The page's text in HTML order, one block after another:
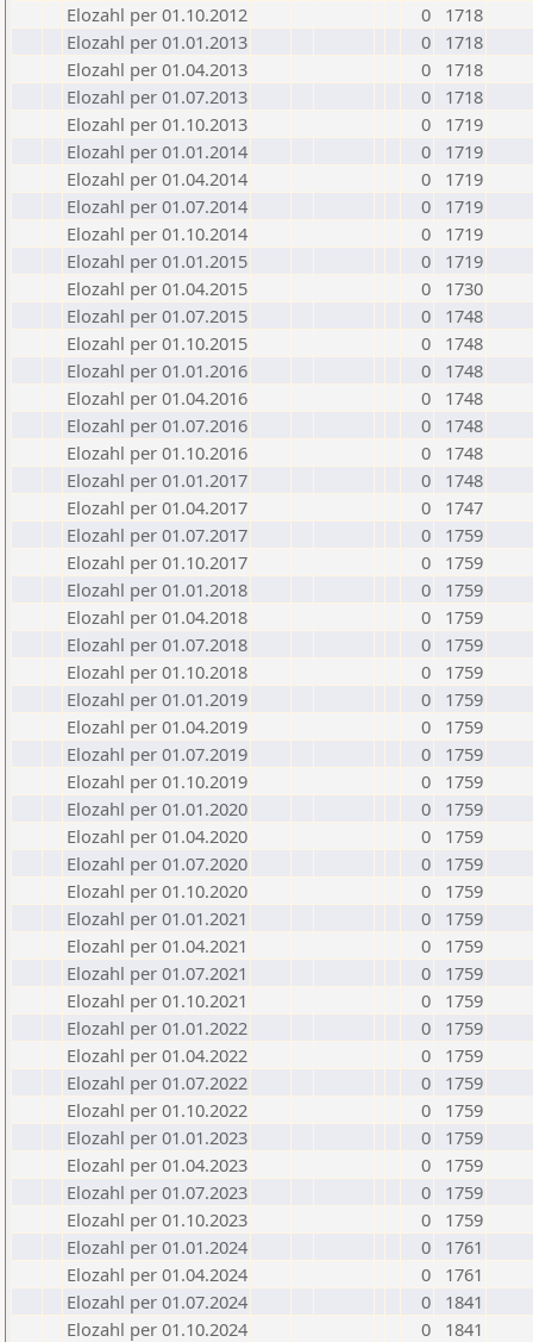
Elozahl per 01.10.2012
0
1718
Elozahl per 01.01.2013
0
1718
Elozahl per 01.04.2013
0
1718
Elozahl per 01.07.2013
0
1718
Elozahl per 01.10.2013
0
1719
Elozahl per 01.01.2014
0
1719
Elozahl per 01.04.2014
0
1719
Elozahl per 01.07.2014
0
1719
Elozahl per 01.10.2014
0
1719
Elozahl per 01.01.2015
0
1719
Elozahl per 01.04.2015
0
1730
Elozahl per 01.07.2015
0
1748
Elozahl per 01.10.2015
0
1748
Elozahl per 01.01.2016
0
1748
Elozahl per 01.04.2016
0
1748
Elozahl per 01.07.2016
0
1748
Elozahl per 01.10.2016
0
1748
Elozahl per 01.01.2017
0
1748
Elozahl per 01.04.2017
0
1747
Elozahl per 01.07.2017
0
1759
Elozahl per 01.10.2017
0
1759
Elozahl per 01.01.2018
0
1759
Elozahl per 01.04.2018
0
1759
Elozahl per 01.07.2018
0
1759
Elozahl per 01.10.2018
0
1759
Elozahl per 01.01.2019
0
1759
Elozahl per 01.04.2019
0
1759
Elozahl per 01.07.2019
0
1759
Elozahl per 01.10.2019
0
1759
Elozahl per 01.01.2020
0
1759
Elozahl per 01.04.2020
0
1759
Elozahl per 01.07.2020
0
1759
Elozahl per 01.10.2020
0
1759
Elozahl per 01.01.2021
0
1759
Elozahl per 01.04.2021
0
1759
Elozahl per 01.07.2021
0
1759
Elozahl per 01.10.2021
0
1759
Elozahl per 01.01.2022
0
1759
Elozahl per 01.04.2022
0
1759
Elozahl per 01.07.2022
0
1759
Elozahl per 01.10.2022
0
1759
Elozahl per 01.01.2023
0
1759
Elozahl per 01.04.2023
0
1759
Elozahl per 01.07.2023
0
1759
Elozahl per 01.10.2023
0
1759
Elozahl per 01.01.2024
0
1761
Elozahl per 01.04.2024
0
1761
Elozahl per 01.07.2024
0
1841
Elozahl per 01.10.2024
0
1841